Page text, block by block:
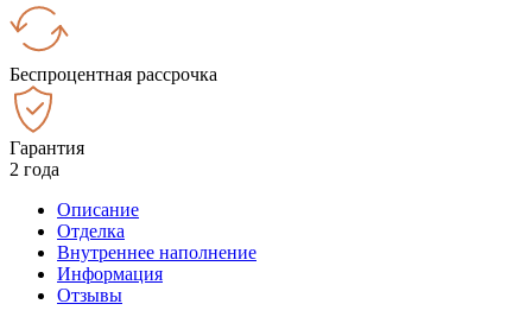
Беспроцентная рассрочка
Гарантия
2 года
Описание
Отделка
Внутреннее наполнение
Информация
Отзывы